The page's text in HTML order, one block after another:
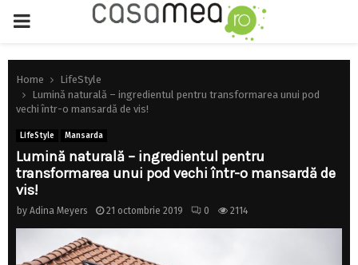
PRIMARY
MENU
Home
LifeStyle
Lumină naturală – ingredientul pentru transformarea unui pod
vechi într-o mansardă de vis!
LifeStyle Mansarda
Lumină naturală – ingredientul pentru
transformarea unui pod vechi într-o mansardă de
vis!
by Adina Meyers 21 octombrie 2019 0 2114